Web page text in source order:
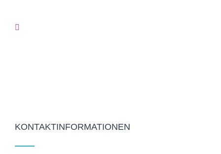
KONTAKTINFORMATIONEN